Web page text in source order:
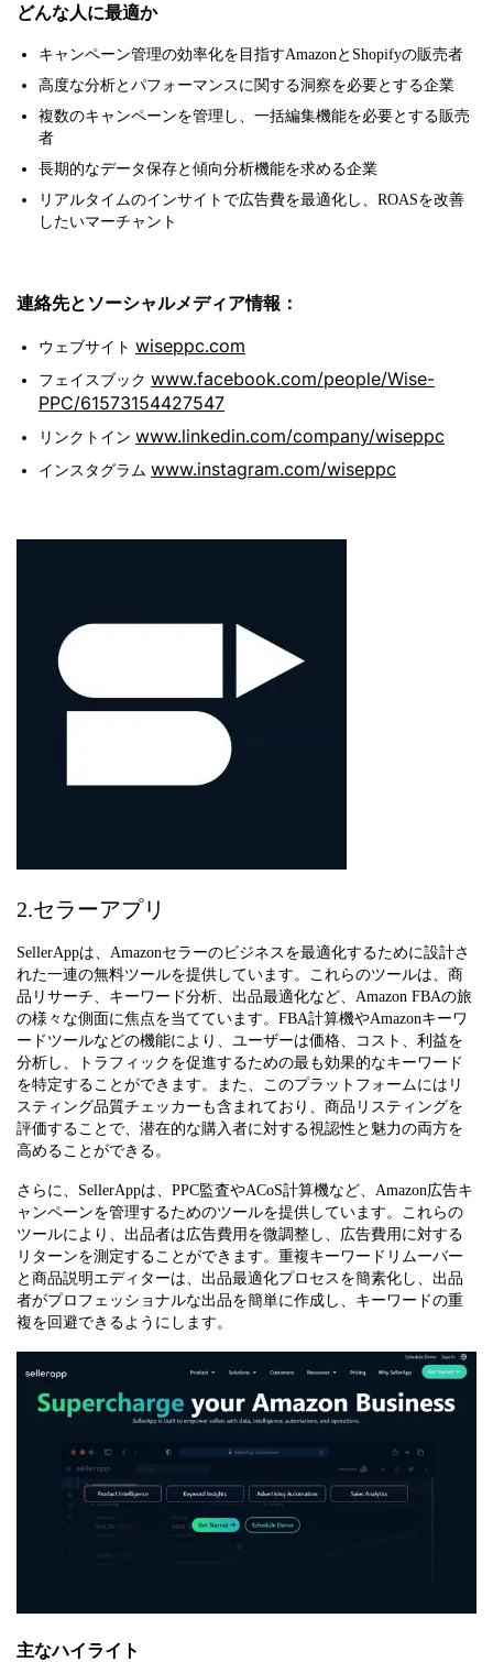
どんな人に最適か
キャンペーン管理の効率化を目指すAmazonとShopifyの販売者
高度な分析とパフォーマンスに関する洞察を必要とする企業
複数のキャンペーンを管理し、一括編集機能を必要とする販売
者
長期的なデータ保存と傾向分析機能を求める企業
リアルタイムのインサイトで広告費を最適化し、ROASを改善
したいマーチャント
連絡先とソーシャルメディア情報：
ウェブサイト wiseppc.com
フェイスブック www.facebook.com/people/Wise-
PPC/61573154427547
リンクトイン www.linkedin.com/company/wiseppc
インスタグラム www.instagram.com/wiseppc
2.セラーアプリ
SellerAppは、Amazonセラーのビジネスを最適化するために設計さ
れた一連の無料ツールを提供しています。これらのツールは、商
品リサーチ、キーワード分析、出品最適化など、Amazon FBAの旅
の様々な側面に焦点を当てています。FBA計算機やAmazonキーワ
ードツールなどの機能により、ユーザーは価格、コスト、利益を
分析し、トラフィックを促進するための最も効果的なキーワード
を特定することができます。また、このプラットフォームにはリ
スティング品質チェッカーも含まれており、商品リスティングを
評価することで、潜在的な購入者に対する視認性と魅力の両方を
高めることができる。
さらに、SellerAppは、PPC監査やACoS計算機など、Amazon広告キ
ャンペーンを管理するためのツールを提供しています。これらの
ツールにより、出品者は広告費用を微調整し、広告費用に対する
リターンを測定することができます。重複キーワードリムーバー
と商品説明エディターは、出品最適化プロセスを簡素化し、出品
者がプロフェッショナルな出品を簡単に作成し、キーワードの重
複を回避できるようにします。
主なハイライト